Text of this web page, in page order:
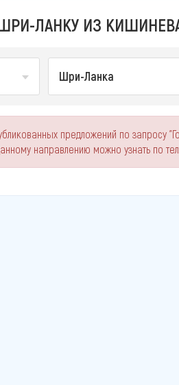
ЛАНКУ ИЗ
Шри-Ланка
предложений по запросу
направлению можно узнать по